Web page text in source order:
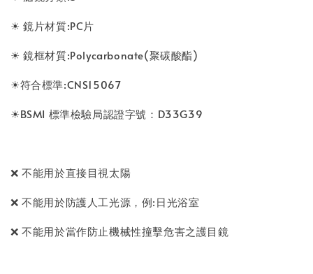
☀ 鏡片材質:PC片
☀ 鏡框材質:Polycarbonate(聚碳酸酯)
☀符合標準:CNS15067
☀BSMI 標準檢驗局認證字號：D33G39
❌ 不能用於直接目視太陽
❌ 不能用於防護人工光源，例:日光浴室
❌ 不能用於當作防止機械性撞擊危害之護目鏡